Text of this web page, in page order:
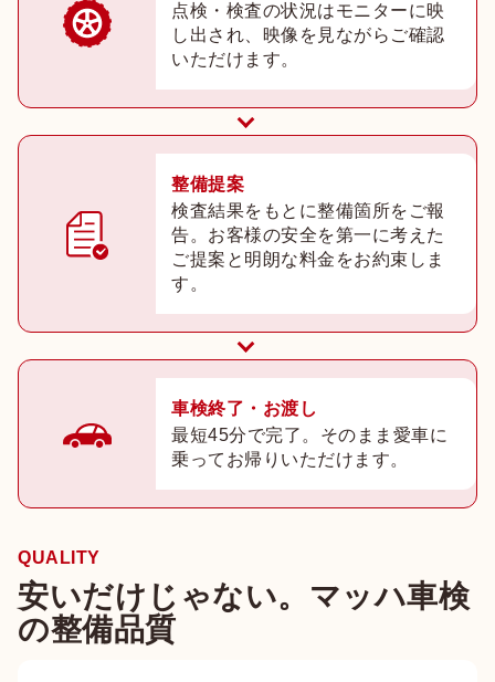
点検・検査の状況はモニターに映
し出され、映像を見ながらご確認
いただけます。
整備提案
検査結果をもとに整備箇所をご報
告。お客様の安全を第一に考えた
ご提案と明朗な料金をお約束しま
す。
車検終了・お渡し
最短45分で完了。そのまま愛車に
乗ってお帰りいただけます。
QUALITY
安いだけじゃない。マッハ車検
の整備品質